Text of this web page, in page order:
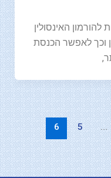
האינסולין
וכך לאפשר הכנסת
…
5
6